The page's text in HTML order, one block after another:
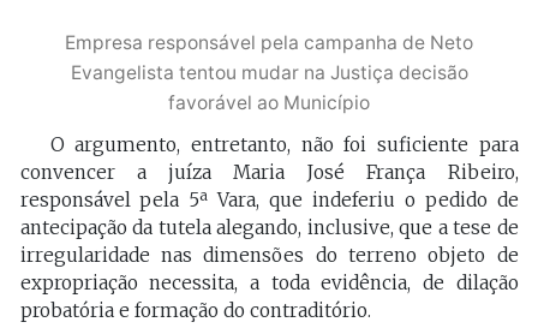
Empresa responsável pela campanha de Neto
Evangelista tentou mudar na Justiça decisão
favorável ao Município
O argumento, entretanto, não foi suficiente para
convencer a juíza Maria José França Ribeiro,
responsável pela 5ª Vara, que indeferiu o pedido de
antecipação da tutela alegando, inclusive, que a tese de
irregularidade nas dimensões do terreno objeto de
expropriação necessita, a toda evidência, de dilação
probatória e formação do contraditório.